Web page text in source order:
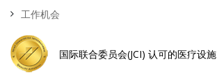
工作机会
国际联合委员会(JCI) 认可的医疗设施